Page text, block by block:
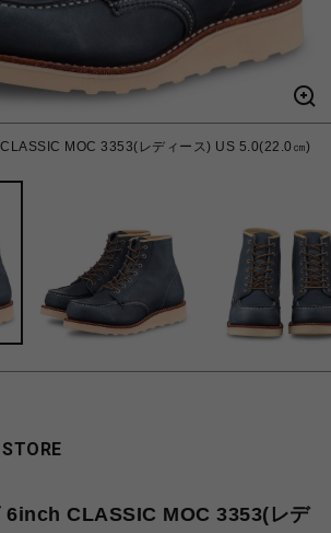
MOC 3353(レディース) US 5.0(22.0㎝)
6inch CLASSIC MOC 3353(レデ